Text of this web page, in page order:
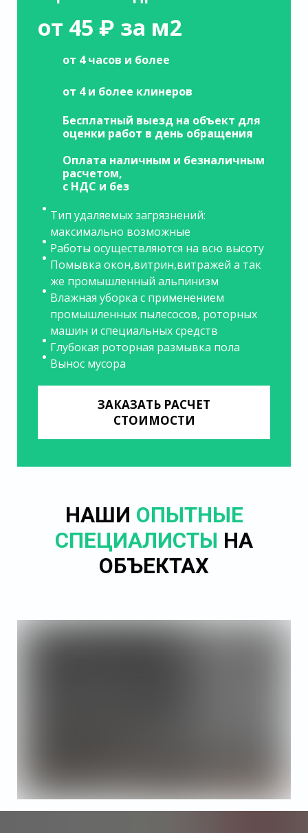
от 45 ₽ за м2
от 4 часов и более
от 4 и более клинеров
Бесплатный выезд на объект для
оценки работ в день обращения
Оплата наличным и безналичным
расчетом,
с НДС и без
Тип удаляемых загрязнений:
максимально возможные
Работы осуществляются на всю высоту
Помывка окон,витрин,витражей а так
же промышленный альпинизм
Влажная уборка с применением
промышленных пылесосов, роторных
машин и специальных средств
Глубокая роторная размывка пола
Вынос мусора
ЗАКАЗАТЬ РАСЧЕТ
СТОИМОСТИ
НАШИ ОПЫТНЫЕ
СПЕЦИАЛИСТЫ НА
ОБЪЕКТАХ